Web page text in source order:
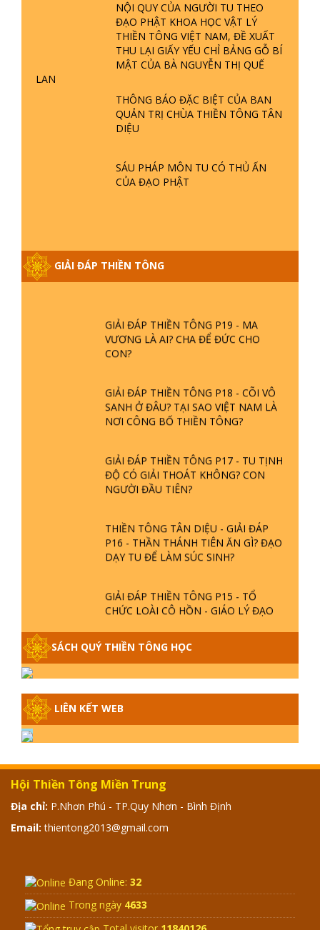
NỘI QUY CỦA NGƯỜI TU THEO
ĐẠO PHẬT KHOA HỌC VẬT LÝ
THIỀN TÔNG VIỆT NAM, ĐỀ XUẤT
THU LẠI GIẤY YẾU CHỈ BẢNG GỖ BÍ
MẬT CỦA BÀ NGUYỄN THỊ QUẾ
LAN
THÔNG BÁO ĐẶC BIỆT CỦA BAN
QUẢN TRỊ CHÙA THIỀN TÔNG TÂN
DIỆU
SÁU PHÁP MÔN TU CÓ THỦ ẤN
CỦA ĐẠO PHẬT
GIẢI ĐÁP THIỀN TÔNG
ĐỨC CHÚA TRỜI LÀ AI? QUỶ SA
TĂNG? | TTTD
GIẢI ĐÁP THIỀN TÔNG ĐẶC BIỆT P22
- TẠI SAO TRÁI ĐẤT NHIỀU THIÊN TAI
GIẢI ĐÁP THIỀN TÔNG ĐẶC BIỆT P21
- TẠI SAO ĐỨC PHẬT BƯỚC ĐI 7
GIẢI ĐÁP VỀ LỄ TIỄN THIỀN TÔNG SƯ
GIẢI ĐÁP THIỀN TÔNG ĐẶC BIỆT
PHẦN 20 - BÁC NGUYỄN NHÂN LÀ AI?
PHIỀN NÃO DO ĐÂU MÀ CÓ?
GIẢI ĐÁP THIỀN TÔNG P19 - MA
VƯƠNG LÀ AI? CHA ĐỂ ĐỨC CHO
CON?
GIẢI ĐÁP THIỀN TÔNG P18 - CÕI VÔ
SANH Ở ĐÂU? TẠI SAO VIỆT NAM LÀ
NƠI CÔNG BỐ THIỀN TÔNG?
GIẢI ĐÁP THIỀN TÔNG P17 - TU TỊNH
ĐỘ CÓ GIẢI THOÁT KHÔNG? CON
NGƯỜI ĐẦU TIÊN?
THIỀN TÔNG TÂN DIỆU - GIẢI ĐÁP
P16 - THẦN THÁNH TIÊN ĂN GÌ? ĐẠO
DẠY TU ĐỂ LÀM SÚC SINH?
GIẢI ĐÁP THIỀN TÔNG P15 - TỔ
CHỨC LOÀI CÔ HỒN - GIÁO LÝ ĐẠO
ĐÂU
GIẢI ĐÁP THIỀN TÔNG ĐẶC BIỆT -
P13 - CON NGƯỜI TU THÀNH PHẬT
GIẢ | TTTD
GIẢI ĐÁP THIỀN TÔNG ĐẶC BIỆT -
P12 - SỰ THẬT VỀ ĐẠI HỒNG THỦY?
TRỜI ĐÁNH THÁNH ĐÂM THẦN VẶN
HỌNG?
SÁCH QUÝ THIỀN TÔNG HỌC
LIÊN KẾT WEB
Hội Thiền Tông Miền Trung
Địa chỉ: P.Nhơn Phú - TP.Quy Nhơn - Bình Định
Email: thientong2013@gmail.com
Đang Online: 32
Trong ngày 4633